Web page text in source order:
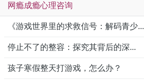
网瘾成瘾心理咨询
《游戏世界里的求救信号：解码青少...
停止不了的整容：探究其背后的深...
孩子寒假整天打游戏，怎么办？